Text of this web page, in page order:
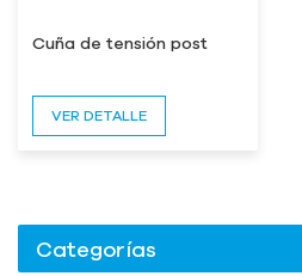
Cuña de tensión post
VER DETALLE
Categorías